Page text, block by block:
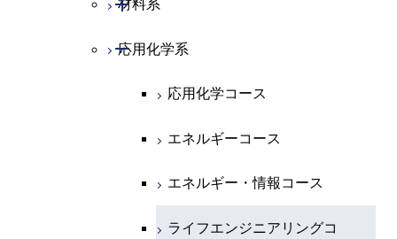
エネルギーコース
エネルギー・情報コース
エンジニアリングデザイン
コース
システム制御コース
エンジニアリングデザイン
人間医療科学技術コース
電気電子系
電気電子コース
エネルギーコース
エネルギー・情報コース
ライフエンジニアリングコ
情報通信系
情報通信コース
エンジニアリングデザイン
経営工学コース
エンジニアリングデザイン
材料系
材料コース
エネルギーコース
エネルギー・情報コース
ライフエンジニアリングコ
応用化学系
開閉
応用化学コース
エネルギーコース
エネルギー・情報コース
ライフエンジニアリングコ